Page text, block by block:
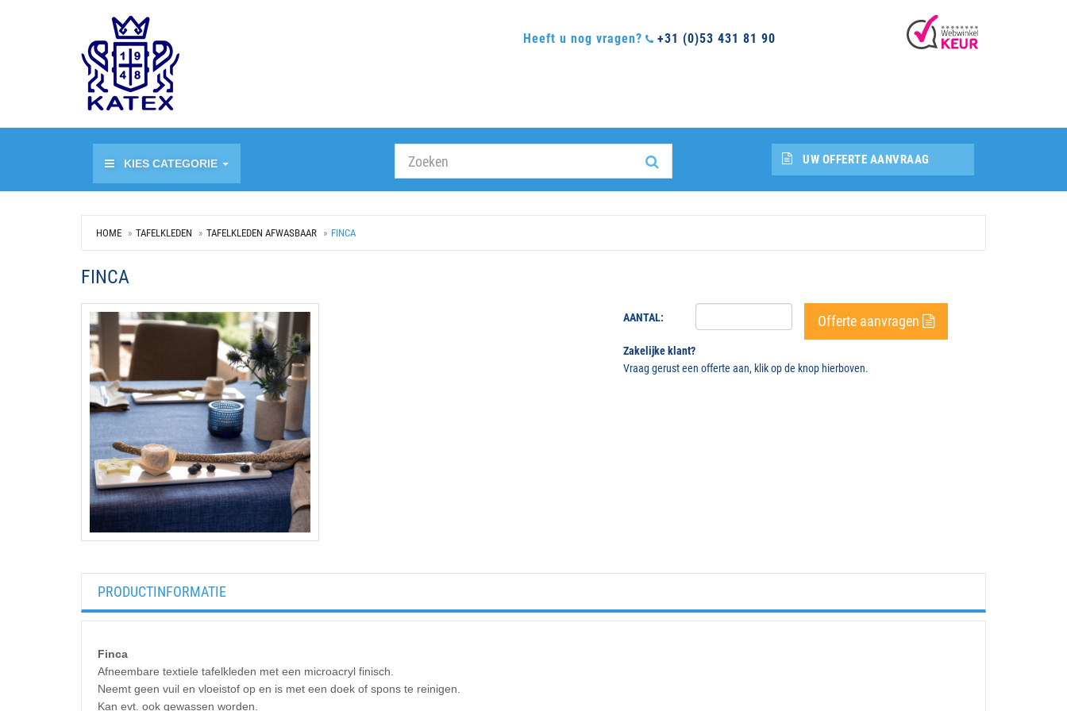
Heeft u nog vragen? +31 (0)53 431 81 90
KIES CATEGORIE UW OFFERTE AANVRAAG
HOME TAFELKLEDEN TAFELKLEDEN AFWASBAAR FINCA
FINCA
AANTAL: Offerte aanvragen
Zakelijke klant?
Vraag gerust een offerte aan, klik op de knop hierboven.
PRODUCTINFORMATIE
Finca
Afneembare textiele tafelkleden met een microacryl finisch.
Neemt geen vuil en vloeistof op en is met een doek of spons te reinigen.
Kan evt. ook gewassen worden.